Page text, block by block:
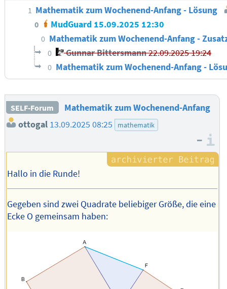
1 Mathematik zum Wochenend-Anfang - Lösung
0 MudGuard 15.09.2025 12:30
0 Mathematik zum Wochenend-Anfang -
0 Gunnar Bittersmann22.09.2025 19:24
0 Mathematik zum Wochenend-Anfang -
SELF-Forum
Mathematik zum Wochenend-Anfang
ottogal 13.09.2025 08:25 mathematik
–
Hallo in die Runde!
Gegeben sind zwei Quadrate beliebiger Größe, die eine
Ecke O gemeinsam haben: